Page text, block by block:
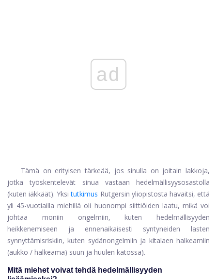
ad
Tämä on erityisen tärkeää, jos sinulla on joitain lakkoja,
jotka työskentelevät sinua vastaan ​​hedelmällisyysosastolla
(kuten iäkkäät). Yksi tutkimus Rutgersin yliopistosta havaitsi, että
yli 45-vuotiailla miehillä oli huonompi siittiöiden laatu, mikä voi
johtaa moniin ongelmiin, kuten hedelmällisyyden
heikkenemiseen ja ennenaikaisesti syntyneiden lasten
synnyttämisriskiin, kuten sydänongelmiin ja kitalaen halkeamiin
(aukko / halkeama) suun ja huulen katossa).
Mitä miehet voivat tehdä hedelmällisyyden